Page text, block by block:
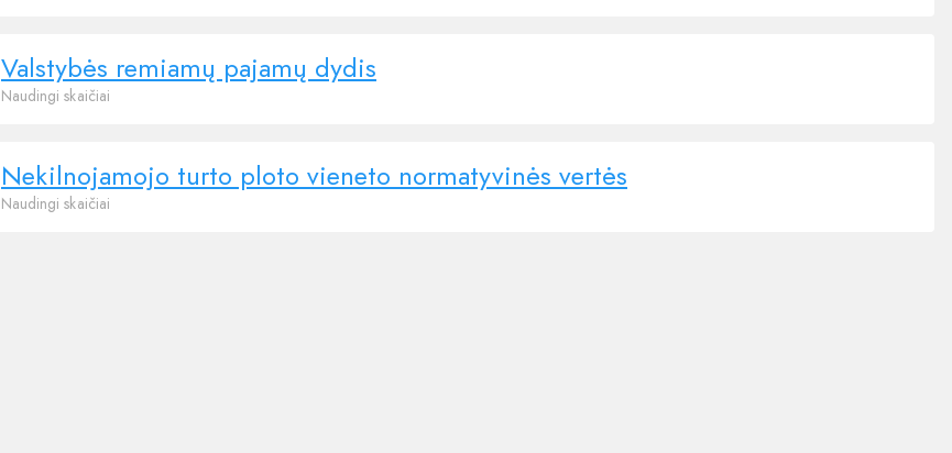
Valstybės remiamų pajamų dydis
Naudingi skaičiai
Nekilnojamojo turto ploto vieneto normatyvinės vertės
Naudingi skaičiai